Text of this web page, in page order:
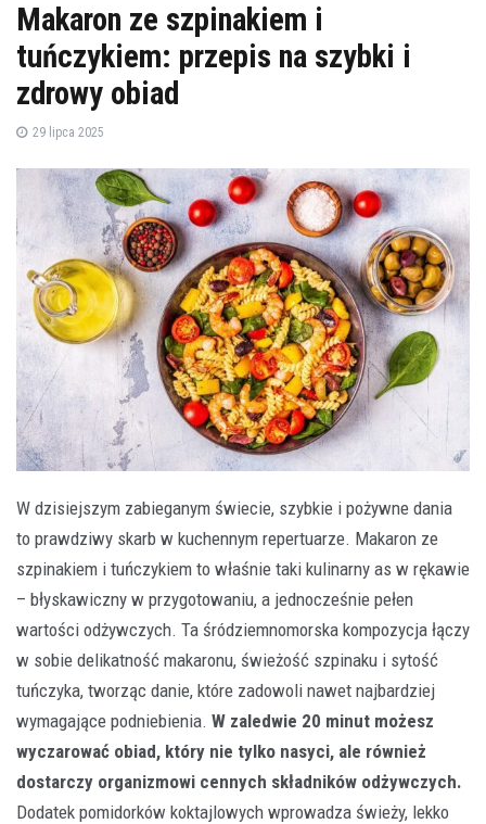
Makaron ze szpinakiem i
tuńczykiem: przepis na szybki i
zdrowy obiad
29 lipca 2025
W dzisiejszym zabieganym świecie, szybkie i pożywne dania
to prawdziwy skarb w kuchennym repertuarze. Makaron ze
szpinakiem i tuńczykiem to właśnie taki kulinarny as w rękawie
– błyskawiczny w przygotowaniu, a jednocześnie pełen
wartości odżywczych. Ta śródziemnomorska kompozycja łączy
w sobie delikatność makaronu, świeżość szpinaku i sytość
tuńczyka, tworząc danie, które zadowoli nawet najbardziej
wymagające podniebienia. W zaledwie 20 minut możesz
wyczarować obiad, który nie tylko nasyci, ale również
dostarczy organizmowi cennych składników odżywczych.
Dodatek pomidorków koktajlowych wprowadza świeży, lekko